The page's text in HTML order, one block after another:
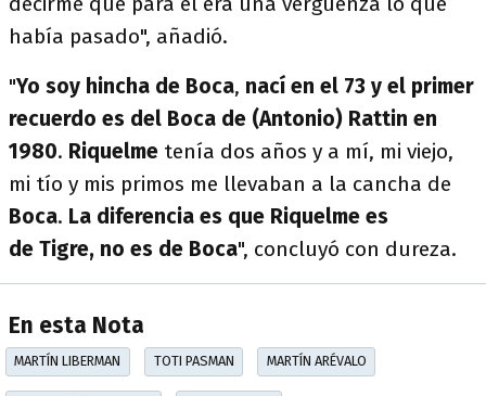
había pasado", añadió.
"Yo soy hincha de Boca, nací en el 73 y el primer
recuerdo es del Boca de (Antonio) Rattin en
1980. Riquelme tenía dos años y a mí, mi viejo,
mi tío y mis primos me llevaban a la cancha de
Boca. La diferencia es que Riquelme es
de Tigre, no es de Boca", concluyó con dureza.
En esta Nota
MARTÍN LIBERMAN TOTI PASMAN MARTÍN ARÉVALO